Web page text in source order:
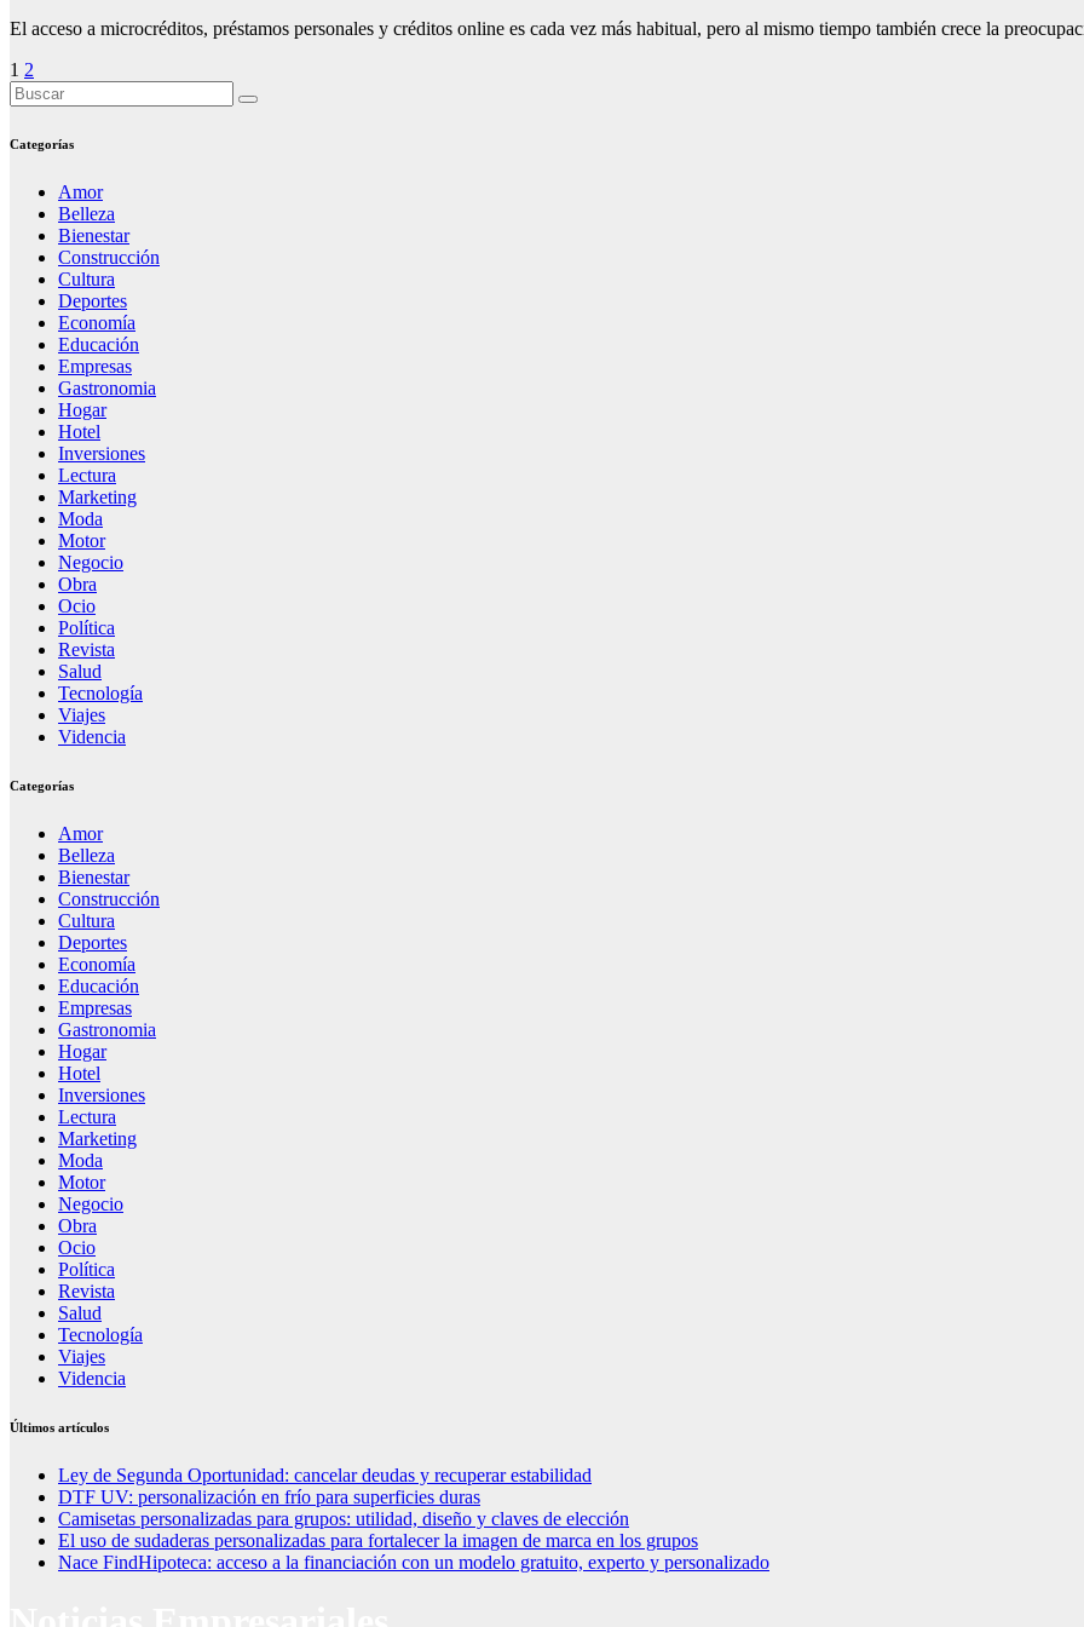
El acceso a microcréditos, préstamos personales y créditos online es cada vez más habitual, pero al mismo tiempo también crece la
Paginación
de
entradas
1 2
Categorías
Amor
Belleza
Bienestar
Construcción
Cultura
Deportes
Economía
Educación
Empresas
Gastronomia
Hogar
Hotel
Inversiones
Lectura
Marketing
Moda
Motor
Negocio
Obra
Ocio
Política
Revista
Salud
Tecnología
Viajes
Videncia
Categorías
Amor
Belleza
Bienestar
Construcción
Cultura
Deportes
Economía
Educación
Empresas
Gastronomia
Hogar
Hotel
Inversiones
Lectura
Marketing
Moda
Motor
Negocio
Obra
Ocio
Política
Revista
Salud
Tecnología
Viajes
Videncia
Últimos artículos
Ley de Segunda Oportunidad: cancelar deudas y recuperar estabilidad
DTF UV: personalización en frío para superficies duras
Camisetas personalizadas para grupos: utilidad, diseño y claves de elección
El uso de sudaderas personalizadas para fortalecer la imagen de marca en los grupos
Nace FindHipoteca: acceso a la financiación con un modelo gratuito, experto y personalizado